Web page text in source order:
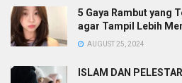
5 Gaya Rambut yang
agar Tampil Lebih
AUGUST 25, 2024
ISLAM DAN